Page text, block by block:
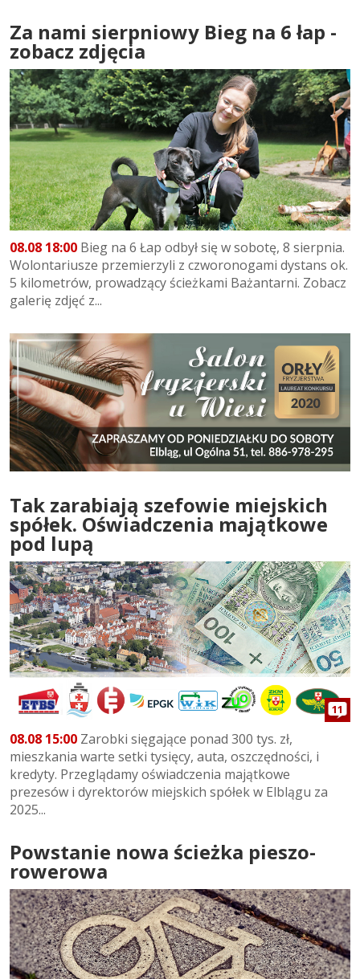
Za nami sierpniowy Bieg na 6 łap -
zobacz zdjęcia
08.08 18:00 Bieg na 6 Łap odbył się w sobotę, 8 sierpnia.
Wolontariusze przemierzyli z czworonogami dystans ok.
5 kilometrów, prowadzący ścieżkami Bażantarni. Zobacz
galerię zdjęć z...
Tak zarabiają szefowie miejskich
spółek. Oświadczenia majątkowe
pod lupą
11
08.08 15:00 Zarobki sięgające ponad 300 tys. zł,
mieszkania warte setki tysięcy, auta, oszczędności, i
kredyty. Przeglądamy oświadczenia majątkowe
prezesów i dyrektorów miejskich spółek w Elblągu za
2025...
Powstanie nowa ścieżka pieszo-
rowerowa